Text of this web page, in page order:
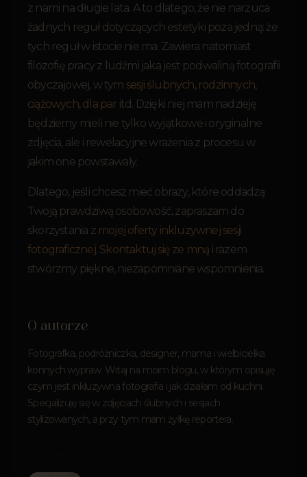
z nami na długie lata. A to dlatego, że nie narzuca
żadnych reguł dotyczących estetyki poza jedną: że
tych reguł w istocie nie ma. Zawiera natomiast
filozofię pracy z ludźmi jaka jest podwaliną fotografii
obyczajowej, w tym sesji ślubnych, rodzinnych,
ciążowych, dla par itd. Dzięki niej mam nadzieję
będziemy mieli nie tylko wyjątkowe i oryginalne
zdjęcia, ale i rewelacyjne wrażenia z procesu w
jakim one powstawały.
Dlatego, jeśli chcesz mieć obrazy, które oddadzą
Twoją prawdziwą osobowość, zapraszam do
skorzystania z mojej oferty inkluzywnej sesji
fotograficznej. Skontaktuj się ze mną i razem
stwórzmy piękne, niezapomniane wspomnienia.
O autorze
Fotografka, podróżniczka, designer, mama i wielbicielka
konnych wypraw. Witaj na moim blogu, w którym opisuję
czym jest inkluzywna fotografia i jak działam od kuchni.
Specjalizuję się w zdjęciach ślubnych i sesjach
stylizowanych, a przy tym mam żyłkę reportera.